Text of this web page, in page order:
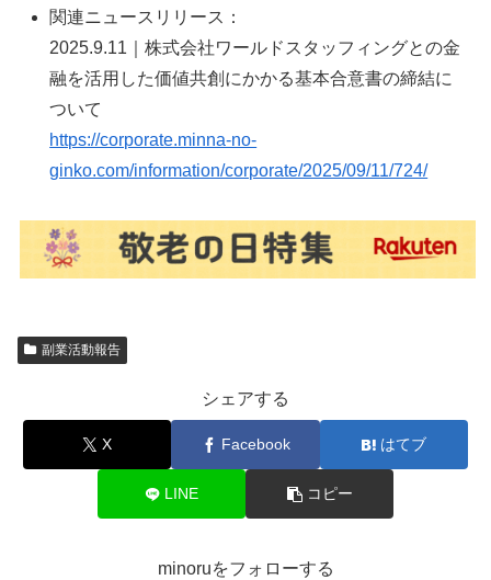
関連ニュースリリース：
2025.9.11｜株式会社ワールドスタッフィングとの金
融を活用した価値共創にかかる基本合意書の締結に
ついて
https://corporate.minna-no-
ginko.com/information/corporate/2025/09/11/724/
副業活動報告
シェアする
X Facebook はてブ
LINE コピー
minoruをフォローする